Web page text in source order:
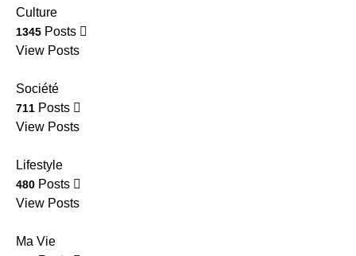
Culture
1345 Posts
View Posts
Société
711 Posts
View Posts
Lifestyle
480 Posts
View Posts
Ma Vie